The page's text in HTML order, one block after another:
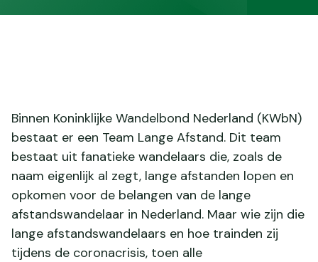
Binnen Koninklijke Wandelbond Nederland (KWbN)
bestaat er een Team Lange Afstand. Dit team
bestaat uit fanatieke wandelaars die, zoals de
naam eigenlijk al zegt, lange afstanden lopen en
opkomen voor de belangen van de lange
afstandswandelaar in Nederland. Maar wie zijn die
lange afstandswandelaars en hoe trainden zij
tijdens de coronacrisis, toen alle